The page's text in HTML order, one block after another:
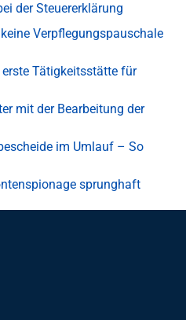
der Steuererklärung
Verpflegungspauschale
Tätigkeitsstätte für
mit der Bearbeitung der
im Umlauf – So
sprunghaft